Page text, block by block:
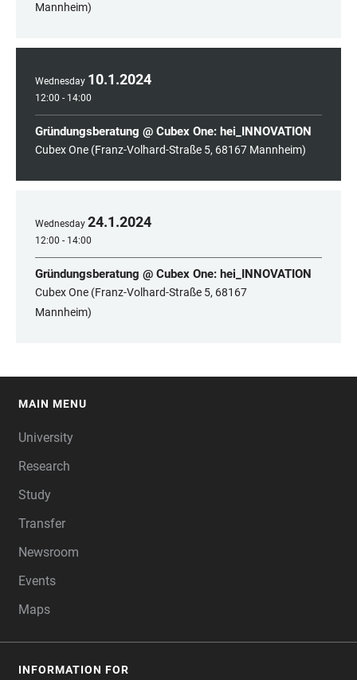
Mannheim)
Wednesday 10.1.2024
12:00 - 14:00
Gründungsberatung @ Cubex One: hei_INNOVATION
Cubex One (Franz-Volhard-Straße 5, 68167 Mannheim)
Wednesday 24.1.2024
12:00 - 14:00
Gründungsberatung @ Cubex One: hei_INNOVATION
Cubex One (Franz-Volhard-Straße 5, 68167
Mannheim)
MAIN MENU
University
Research
Study
Transfer
Newsroom
Events
Maps
INFORMATION FOR